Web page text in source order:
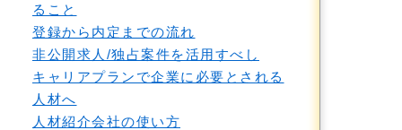
ること
登録から内定までの流れ
非公開求人/独占案件を活用すべし
キャリアプランで企業に必要とされる
人材へ
人材紹介会社の使い方